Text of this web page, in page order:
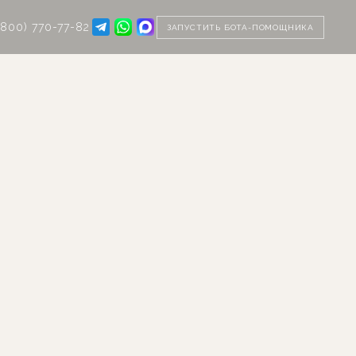
770-77-82 ЗАПУСТИТЬ БОТА-ПОМОЩНИКА